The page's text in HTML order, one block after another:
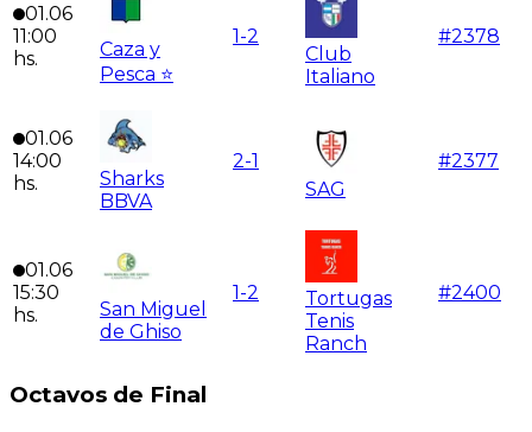
01.06
11:00
hs.
Caza y
Pesca ⭐
1-2
Club
Italiano
#2378
01.06
14:00
hs.
Sharks
BBVA
2-1
SAG
#2377
01.06
15:30
hs.
San Miguel
de Ghiso
1-2
Tortugas
Tenis
Ranch
#2400
Octavos de Final